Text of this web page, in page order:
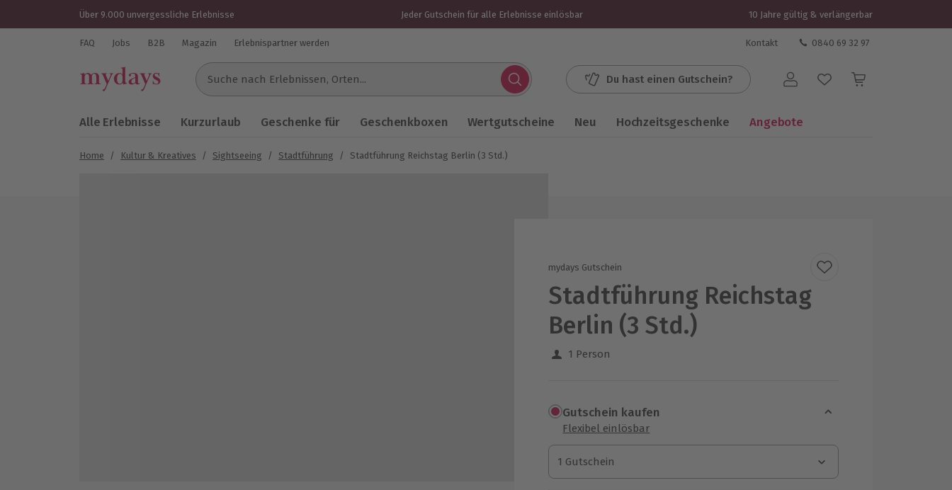
Über 9.000 unvergessliche Erlebnisse Jeder Gutschein für alle Erlebnisse einlösbar 10 Jahre gültig & verlängerbar
FAQ Jobs B2B Magazin Erlebnispartner werden Kontakt 0840 69 32 97
Suche nach Erlebnissen...
Du hast einen Gutschein? Benutzerkonto
Alle Erlebnisse Kurzurlaub Geschenke für Geschenkboxen Wertgutscheine Neu Hochzeitsgeschenke Angebote
Home / Kultur & Kreatives / Sightseeing / Stadtführung / Stadtführung Reichstag Berlin (3 Std.)
mydays Gutschein
Stadtführung Reichstag
Berlin (3 Std.)
1 Person
Gutschein kaufen
Flexibel einlösbar
1 Gutschein
1 Gutschein
1 Gutschein